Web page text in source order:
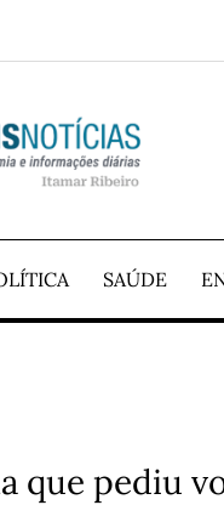
E
SAÚDE
que pediu